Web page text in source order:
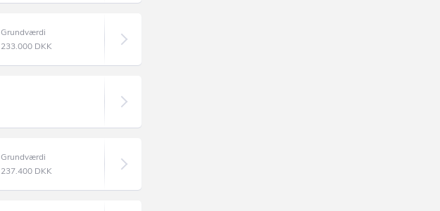
Grundværdi
233.000 DKK
Grundværdi
237.400 DKK